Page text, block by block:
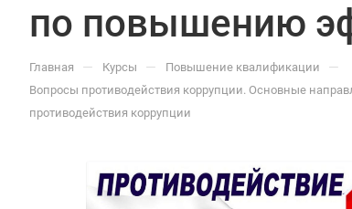
по повышению
Главная — Курсы — Повышение квалификации —
Вопросы противодействия коррупции. Основные
противодействия коррупции